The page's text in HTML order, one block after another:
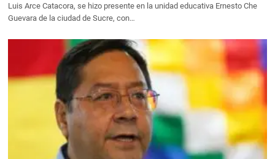
Luis Arce Catacora, se hizo presente en la unidad educativa Ernesto Che
Guevara de la ciudad de Sucre, con…